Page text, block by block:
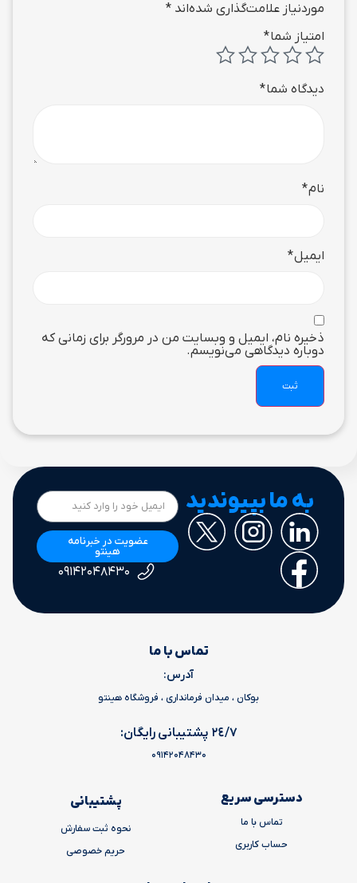
موردنیاز علامت‌گذاری شده‌اند *
امتیاز شما*
دیدگاه شما*
نام*
ایمیل*
ذخیره نام، ایمیل و وبسایت من در مرورگر برای زمانی که
دوباره دیدگاهی می‌نویسم.
به ما بپیوندید
عضویت در خبرنامه
هینتو
۰۹۱۴۲۰۴۸۴۳۰
تماس با ما
آدرس:
بوکان ، میدان فرمانداری ، فروشگاه هینتو
٢٤/٧ پشتیبانی رایگان:
09142048430
دسترسی سریع
تماس با ما
حساب کاربری
پشتیبانی
نحوه ثبت سفارش
حریم خصوصی